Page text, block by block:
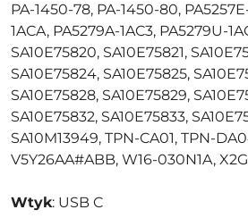
PA-1450-78, PA-1450-80,
1ACA, PA5279A-1AC3, PA5279U-
SA10E75820, SA10E75821,
SA10E75824, SA10E75825,
SA10E75828, SA10E75829,
SA10E75832, SA10E75833,
SA10M13949, TPN-CA01, TPN-
V5Y26AA#ABB, W16-030N1A,
Wtyk: USB C